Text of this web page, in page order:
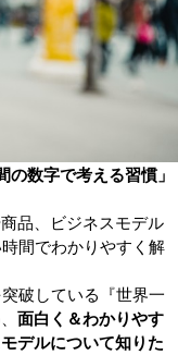
の数字で考える習慣」
品、ビジネスモデル
間でわかりやすく解
破している『世界一
面白く＆わかりやす
デルについて知りた